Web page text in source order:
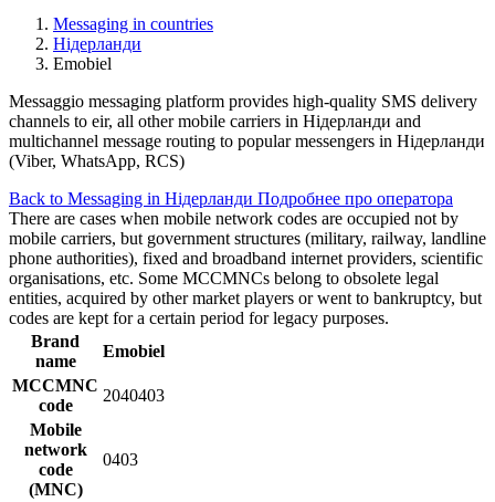
Messaging in countries
Нідерланди
Emobiel
Messaggio messaging platform provides high-quality SMS delivery
channels to eir, all other mobile carriers in Нідерланди and
multichannel message routing to popular messengers in Нідерланди
(Viber, WhatsApp, RCS)
Back to Messaging in Нідерланди Подробнее про оператора
There are cases when mobile network codes are occupied not by
mobile carriers, but government structures (military, railway, landline
phone authorities), fixed and broadband internet providers, scientific
organisations, etc. Some MCCMNCs belong to obsolete legal
entities, acquired by other market players or went to bankruptcy, but
codes are kept for a certain period for legacy purposes.
Brand
name
Emobiel
MCCMNC
code
2040403
Mobile
network
code
(MNC)
0403